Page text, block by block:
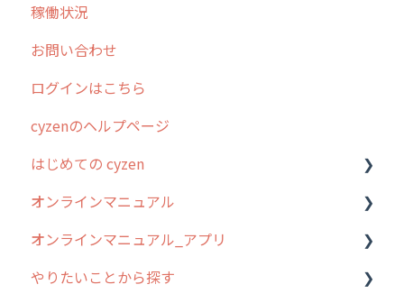
稼働状況
お問い合わせ
ログインはこちら
cyzenのヘルプページ
はじめての cyzen
0. はじめてのcyzenの使い方
1. cyzenについて知ろう
2. 主要機能の概要
オンラインマニュアル
管理サイトの使い始め
ユーザー・グループ管理
オンラインマニュアル_アプリ
アプリの使い始め
やりたいことから探す